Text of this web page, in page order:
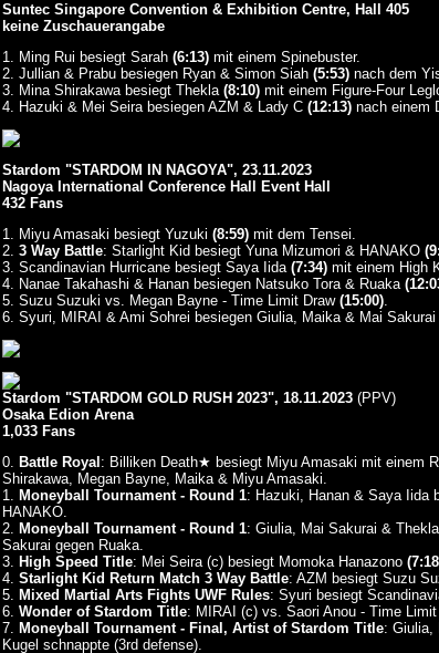
Suntec Singapore Convention & Exhibition Centre, Hall 405
keine Zuschauerangabe
1. Ming Rui besiegt Sarah (6:13)mit einem Spinebuster.
2. Jullian & Prabu besiegen Ryan & Simon Siah (5:53)nach dem
3. Mina Shirakawa besiegt Thekla (8:10)mit einem Figure-Four
4. Hazuki & Mei Seira besiegen AZM & Lady C (12:13)nach einem
Stardom "STARDOM IN NAGOYA", 23.11.2023
Nagoya International Conference Hall Event Hall
432 Fans
1. Miyu Amasaki besiegt Yuzuki (8:59)mit dem Tensei.
2. 3 Way Battle: Starlight Kid besiegt Yuna Mizumori & HANAKO
3. Scandinavian Hurricane besiegt Saya Iida (7:34)mit einem High
4. Nanae Takahashi & Hanan besiegen Natsuko Tora & Ruaka
5. Suzu Suzuki vs. Megan Bayne - Time Limit Draw (15:00).
6. Syuri, MIRAI & Ami Sohrei besiegen Giulia, Maika & Mai Sakurai
Stardom "STARDOM GOLD RUSH 2023", 18.11.2023(PPV)
Osaka Edion Arena
1,033 Fans
0. Battle Royal : Billiken Death★ besiegt Miyu Amasaki mit einem
Shirakawa, Megan Bayne, Maika & Miyu Amasaki.
1. Moneyball Tournament - Round 1: Hazuki, Hanan & Saya Iida
HANAKO.
2. Moneyball Tournament - Round 1: Giulia, Mai Sakurai &
Sakurai gegen Ruaka.
3. High Speed Title: Mei Seira (c) besiegt Momoka Hanazono
4. Starlight Kid Return Match 3 Way Battle: AZM besiegt Suzu
5. Mixed Martial Arts Fights UWF Rules: Syuri besiegt
6. Wonder of Stardom Title: MIRAI (c) vs. Saori Anou - Time
7. Moneyball Tournament - Final, Artist of Stardom Title: Giulia,
Kugel schnappte (3rd defense).